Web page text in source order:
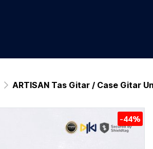
ARTISAN Tas Gitar / Case Gitar
-44%